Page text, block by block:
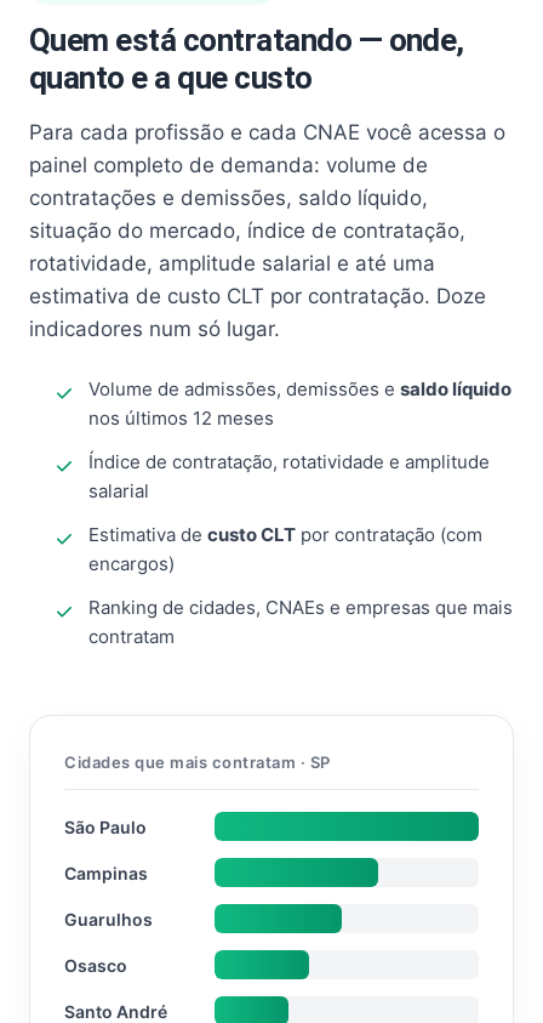
Quem está contratando — onde,
quanto e a que custo
Para cada profissão e cada CNAE você acessa o
painel completo de demanda: volume de
contratações e demissões, saldo líquido,
situação do mercado, índice de contratação,
rotatividade, amplitude salarial e até uma
estimativa de custo CLT por contratação. Doze
indicadores num só lugar.
Volume de admissões, demissões e saldo líquido
nos últimos 12 meses
Índice de contratação, rotatividade e amplitude
salarial
Estimativa de custo CLT por contratação (com
encargos)
Ranking de cidades, CNAEs e empresas que mais
contratam
Cidades que mais contratam · SP
São Paulo
Campinas
Guarulhos
Osasco
Santo André